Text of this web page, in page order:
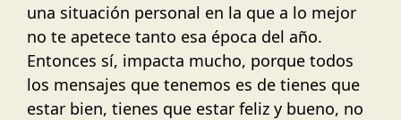
una situación personal en la que a lo mejor
no te apetece tanto esa época del año.
Entonces sí, impacta mucho, porque todos
los mensajes que tenemos es de tienes que
estar bien, tienes que estar feliz y bueno, no